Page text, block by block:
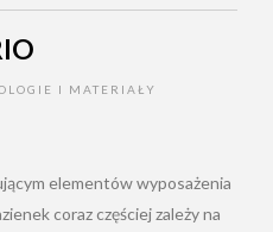
I MATERIAŁY
elementów wyposażenia
coraz częściej zależy na